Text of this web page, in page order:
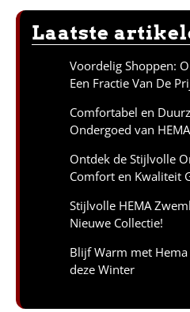
Laatste
Voordelig Shoppen:
Een Fractie Van De
Comfortabel en
Ondergoed van HEMA
Ontdek de Stijlvolle
Comfort en Kwaliteit
Stijlvolle HEMA
Nieuwe Collectie!
Blijf Warm met
deze Winter